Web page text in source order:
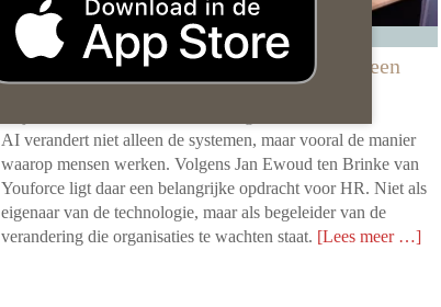
Wij als HR Afdeling
Waarom AI geen tech-vraagstuk is, maar een
mensvraagstuk
AI verandert niet alleen de systemen, maar vooral de manier
waarop mensen werken. Volgens Jan Ewoud ten Brinke van
Youforce ligt daar een belangrijke opdracht voor HR. Niet als
eigenaar van de technologie, maar als begeleider van de
verandering die organisaties te wachten staat. [Lees meer …]